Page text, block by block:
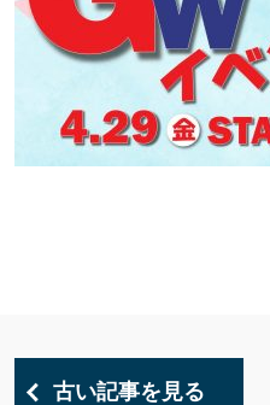
古い記事を見る